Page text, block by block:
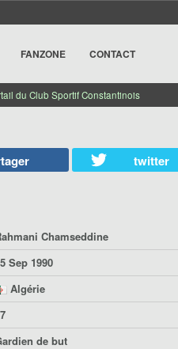
FANZONE CONTACT
du Club Sportif Constantinois
twitter
Chamseddine
Sep 1990
Algérie
de but